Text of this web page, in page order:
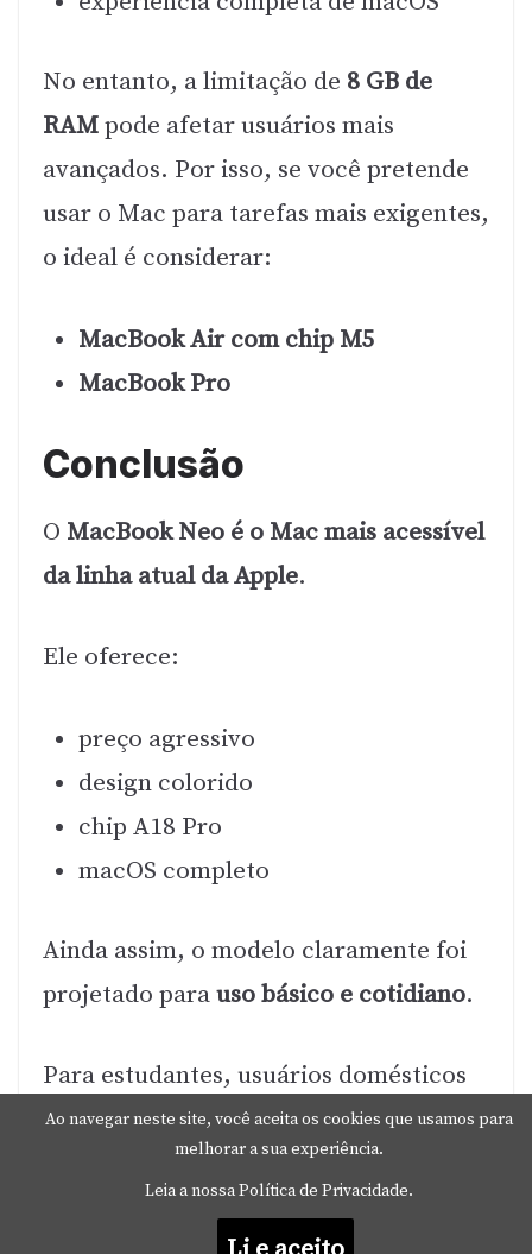
No entanto, a limitação de 8 GB de
RAMpode afetar usuários mais
avançados. Por isso, se você pretende
usar o Mac para tarefas mais exigentes,
o ideal é considerar:
MacBook Air com chip M5
MacBook Pro
Conclusão
O MacBook Neo é o Mac mais acessível
da linha atual da Apple.
Ele oferece:
preço agressivo
design colorido
chip A18 Pro
macOS completo
Ainda assim, o modelo claramente foi
projetado parauso básico e cotidiano.
Para estudantes, usuários domésticos
ou quem precisa de um notebook leve,
ele pode ser uma ótima escolha. Por
Ao navegar neste site, você aceita os cookies que usamos para
melhorar a sua experiência.
Leia a nossa Política de Privacidade.